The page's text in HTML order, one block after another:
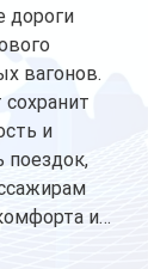
дороги
вагонов.
и
поездок,
и